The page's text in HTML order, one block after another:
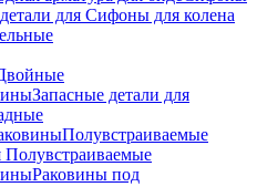
для Сифоны для колена
Запасные детали для
Полувстраиваемые
Полувстраиваемые
Раковины под